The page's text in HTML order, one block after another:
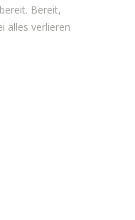
Bereit,
alles verlieren